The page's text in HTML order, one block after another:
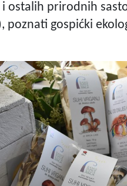
ostalih prirodnih
poznati gospićki